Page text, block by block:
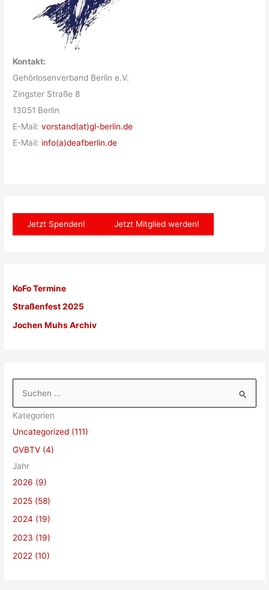
Kontakt:
Gehörlosenverband Berlin e.V.
Zingster Straße 8
13051 Berlin
E-Mail:vorstand(at)gl-berlin.de
E-Mail: info(a)deafberlin.de
Jetzt Spenden! Jetzt Mitglied werden!
KoFo Termine
Straßenfest 2025
Jochen Muhs Archiv
c
h
e
n
n
a
c
Kategorien
Uncategorized (111)
GVBTV (4)
Jahr
2026 (9)
2025 (58)
2024 (19)
2023 (19)
2022 (10)